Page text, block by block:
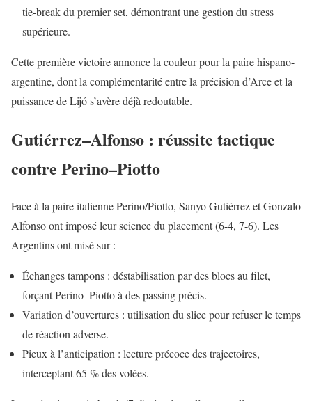
tie-break du premier set, démontrant une gestion du stress
supérieure.
Cette première victoire annonce la couleur pour la paire hispano-
argentine, dont la complémentarité entre la précision d’Arce et la
puissance de Lijó s’avère déjà redoutable.
Gutiérrez–Alfonso : réussite tactique
contre Perino–Piotto
Face à la paire italienne Perino/Piotto, Sanyo Gutiérrez et Gonzalo
Alfonso ont imposé leur science du placement (6-4, 7-6). Les
Argentins ont misé sur :
Échanges tampons : déstabilisation par des blocs au filet,
forçant Perino–Piotto à des passing précis.
Variation d’ouvertures : utilisation du slice pour refuser le temps
de réaction adverse.
Pieux à l’anticipation : lecture précoce des trajectoires,
interceptant 65 % des volées.